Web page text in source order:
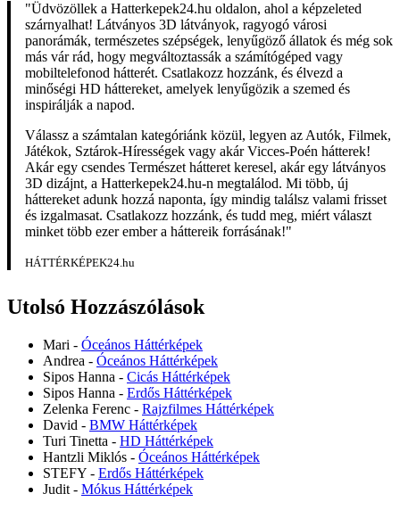
"Üdvözöllek a Hatterkepek24.hu oldalon, ahol a képzeleted
szárnyalhat! Látványos 3D látványok, ragyogó városi
panorámák, természetes szépségek, lenyűgöző állatok és még sok
más vár rád, hogy megváltoztassák a számítógéped vagy
mobiltelefonod hátterét. Csatlakozz hozzánk, és élvezd a
minőségi HD háttereket, amelyek lenyűgözik a szemed és
inspirálják a napod.
Válassz a számtalan kategóriánk közül, legyen az Autók, Filmek,
Játékok, Sztárok-Hírességek vagy akár Vicces-Poén hátterek!
Akár egy csendes Természet hátteret keresel, akár egy látványos
3D dizájnt, a Hatterkepek24.hu-n megtalálod. Mi több, új
háttereket adunk hozzá naponta, így mindig találsz valami frisset
és izgalmasat. Csatlakozz hozzánk, és tudd meg, miért választ
minket több ezer ember a háttereik forrásának!"
HÁTTÉRKÉPEK24.hu
Utolsó Hozzászólások
Mari - Óceános Háttérképek
Andrea - Óceános Háttérképek
Sipos Hanna - Cicás Háttérképek
Sipos Hanna - Erdős Háttérképek
Zelenka Ferenc - Rajzfilmes Háttérképek
David - BMW Háttérképek
Turi Tinetta - HD Háttérképek
Hantzli Miklós - Óceános Háttérképek
STEFY - Erdős Háttérképek
Judit - Mókus Háttérképek